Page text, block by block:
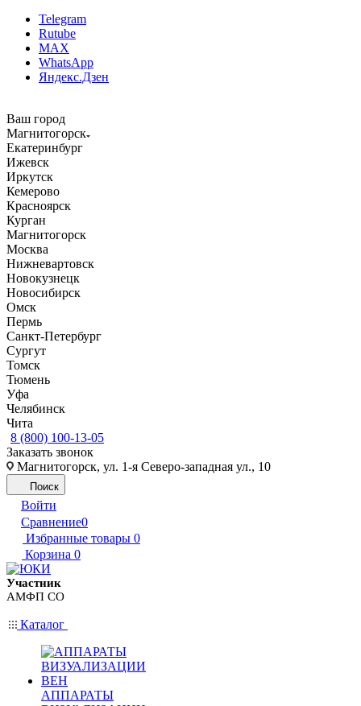
Telegram
Rutube
MAX
WhatsApp
Яндекс.Дзен
Ваш город
Магнитогорск
Екатеринбург
Ижевск
Иркутск
Кемерово
Красноярск
Курган
Магнитогорск
Москва
Нижневартовск
Новокузнецк
Новосибирск
Омск
Пермь
Санкт-Петербург
Сургут
Томск
Тюмень
Уфа
Челябинск
Чита
8 (800) 100-13-05
Заказать звонок
Магнитогорск, ул. 1-я Северо-западная ул., 10
Поиск
Войти
Сравнение0
Избранные товары 0
Корзина 0
Участник
АМФП СО
Каталог
АППАРАТЫ